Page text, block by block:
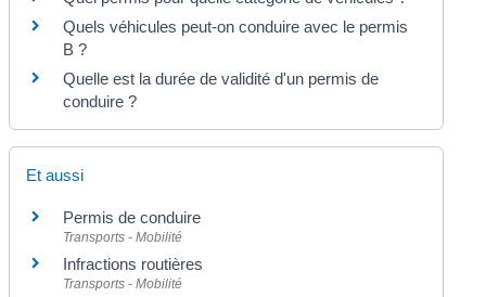
Quels véhicules peut-on conduire avec le permis
B ?
Quelle est la durée de validité d'un permis de
conduire ?
Et aussi
Permis de conduire
Transports - Mobilité
Infractions routières
Transports - Mobilité